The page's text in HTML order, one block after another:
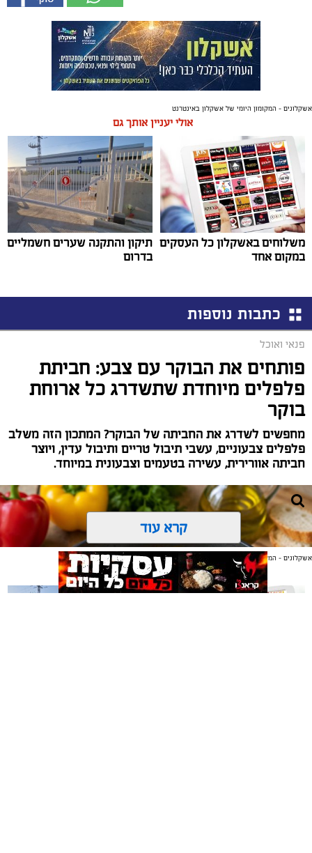
אשקלונים - המקומון היומי של אשקלון באינטרנט
אולי יעניין אותך גם
משלוחים באשקלון כל העסקים
במקום אחד
תיקון והתקנה שערים חשמליים
בדרום
כתבות נוספות
פנאי ואוכל
פותחים את הבוקר עם צבע: חביתת
פלפלים מיוחדת שתשדרג כל ארוחת
בוקר
מחפשים לשדרג את החביתה של הבוקר? המתכון הזה משלב
פלפלים צבעוניים, עשבי תיבול טריים ותיבול עדין, ויוצר
חביתה אוורירית, עשירה בטעמים וצבעונית במיוחד.
קרא עוד
אשקלונים - המקומון היומי של אשקלון באינטרנט
אולי יעניין אותך גם